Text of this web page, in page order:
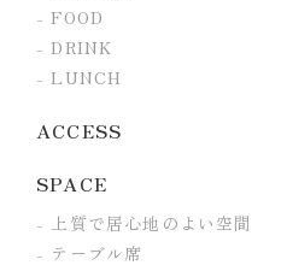
FOOD
DRINK
LUNCH
ACCESS
SPACE
上質で居心地のよい空間
テーブル席